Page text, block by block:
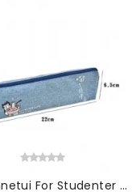
Søt Pennetui For Studenter Blyantveske I Lerretsstoff Av Høy Kvalitet Med Fôr Inni Lommen